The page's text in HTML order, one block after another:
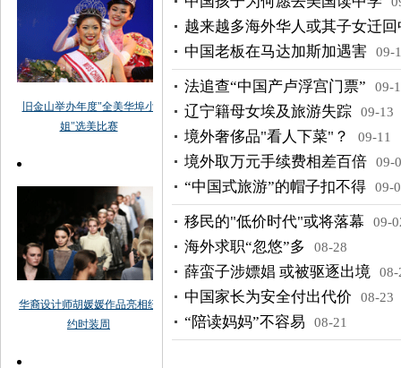
越来越多海外华人或其子女迁回
中国老板在马达加斯加遇害
09-
法追查“中国产卢浮宫门票” 09-
辽宁籍母女埃及旅游失踪 09-13
境外奢侈品"看人下菜"？ 09-11
境外取万元手续费相差百倍 09-
“中国式旅游”的帽子扣不得 09-
移民的"低价时代"或将落幕 09-
海外求职“忽悠”多 08-28
薛蛮子涉嫖娼 或被驱逐出境 08-
中国家长为安全付出代价 08-23
“陪读妈妈”不容易 08-21